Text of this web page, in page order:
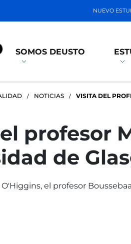
NUEVO
SOMOS DEUSTO
NOTICIAS VISITA DEL
profesor
de